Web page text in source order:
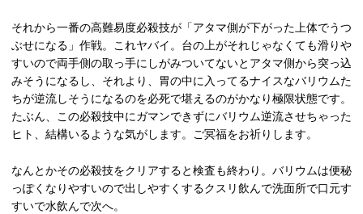
それから一番の高難易度必殺技が「アタマ側が下がった上体でうつ
ぶせになる」作戦。これヤバイ。台の上がそれじゃなくても滑りや
すいので両手側の取っ手にしがみついてないとアタマ側から突っ込
みそうになるし、それより、胃の中に入ってるナイスなバリウムた
ちが逆流しそうになるのを必死で堪えるのがかなり極限状態です。
たぶん、この必殺技中にガマンできずにバリウム逆流させちゃった
ヒト、結構いるような気がします。ご冥福をお祈りします。
なんとかその必殺技をクリアすると検査も終わり。バリウムは便秘
っぽくなりやすいので出しやすくするクスリ飲んで洗面所で口元す
すいで水飲んで次へ。